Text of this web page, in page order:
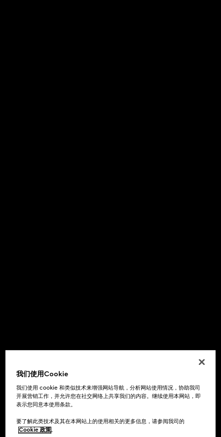
我们使用Cookie
我们使用 cookie 和类似技术来增强网站导航，分析网站使用情况，协助我司
开展营销工作，并允许您在社交网络上共享我们的内容。继续使用本网站，即
表示您同意本使用条款。
要了解此类技术及其在本网站上的使用相关的更多信息，请参阅我司的
Cookie 政策。